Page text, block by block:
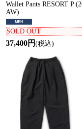
Wallet Pants RESORT P
AW)
SOLD OUT
37,400円 (税込)